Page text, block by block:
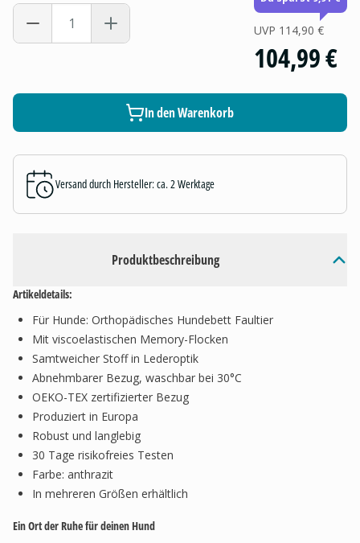
Produktbeschreibung
Artikeldetails:
Für Hunde: Orthopädisches Hundebett Faultier
Mit viscoelastischen Memory-Flocken
Samtweicher Stoff in Lederoptik
Abnehmbarer Bezug, waschbar bei 30°C
OEKO-TEX zertifizierter Bezug
Produziert in Europa
Robust und langlebig
30 Tage risikofreies Testen
Farbe: anthrazit
In mehreren Größen erhältlich
Ein Ort der Ruhe für deinen Hund
UVP 114,90 €
104,99 €
In den Warenkorb
Versand durch Hersteller: ca. 2 Werktage